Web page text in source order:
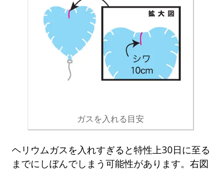
ガスを入れる目安
ヘリウムガスを入れすぎると特性上30日に至る
までにしぼんでしまう可能性があります。右図